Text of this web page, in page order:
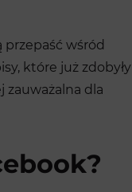
wśród
które już zdobyły
zauważalna dla